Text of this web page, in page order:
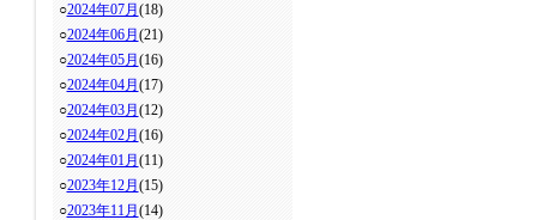
○2024年07月 (18)
○2024年06月 (21)
○2024年05月 (16)
○2024年04月 (17)
○2024年03月 (12)
○2024年02月 (16)
○2024年01月 (11)
○2023年12月 (15)
○2023年11月 (14)